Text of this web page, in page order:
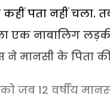
पता नहीं चला.
एक नाबालिग
ने मानसी के पिता
को जब 12 वर्षीय